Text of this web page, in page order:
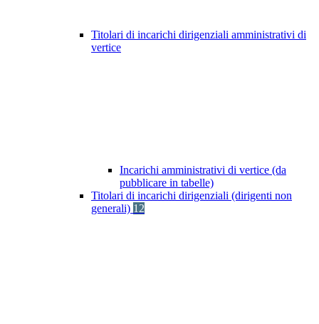
Titolari di incarichi dirigenziali amministrativi di
vertice
Incarichi amministrativi di vertice (da
pubblicare in tabelle)
Titolari di incarichi dirigenziali (dirigenti non
generali) 12